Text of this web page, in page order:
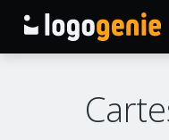
Générateur de